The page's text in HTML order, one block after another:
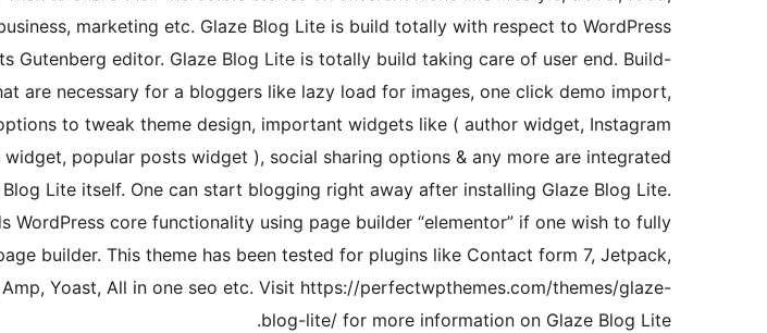
marketing etc. Glaze Blog Lite is build totally with respect to WordPress
Gutenberg editor. Glaze Blog Lite is totally build taking care of user end. Build-
are necessary for a bloggers like lazy load for images, one click demo import,
to tweak theme design, important widgets like ( author widget, Instagram
popular posts widget ), social sharing options & any more are integrated
Lite itself. One can start blogging right away after installing Glaze Blog Lite.
WordPress core functionality using page builder “elementor” if one wish to fully
builder. This theme has been tested for plugins like Contact form 7, Jetpack,
Yoast, All in one seo etc. Visit https://perfectwpthemes.com/themes/glaze-
blog-lite/ for more information on Glaze Blog Lite.